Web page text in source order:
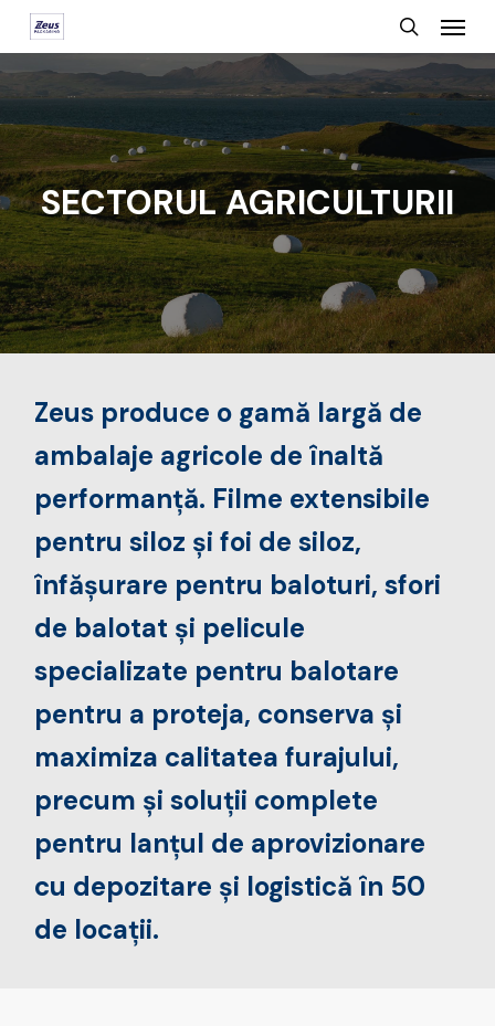
Skip
to
main
content
search
Menu
SECTORUL AGRICULTURII
Zeus produce o gamă largă de
ambalaje agricole de înaltă
performanță. Filme extensibile
pentru siloz și foi de siloz,
înfășurare pentru baloturi, sfori
de balotat și pelicule
specializate pentru balotare
pentru a proteja, conserva și
maximiza calitatea furajului,
precum și soluții complete
pentru lanțul de aprovizionare
cu depozitare și logistică în 50
de locații.